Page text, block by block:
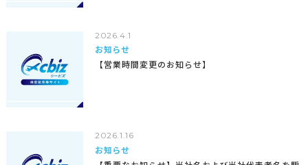
2026.4.1
お知らせ
【営業時間変更のお知らせ】
2026.1.16
お知らせ